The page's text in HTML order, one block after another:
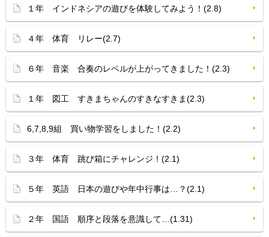
１年 インドネシアの遊びを体験してみよう！(2.8)
４年 体育 リレー(2.7)
６年 音楽 合奏のレベルが上がってきました！(2.3)
１年 図工 すきまちゃんのすきなすきま(2.3)
6,7,8,9組 買い物学習をしました！(2.2)
３年 体育 跳び箱にチャレンジ！(2.1)
５年 英語 日本の遊びや年中行事は…？(2.1)
２年 国語 順序と段落を意識して…(1.31)